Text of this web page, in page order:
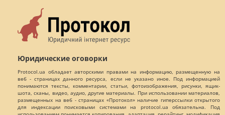
Юридические оговорки
Protocol.ua обладает авторскими правами на информацию, размещенную на
веб - страницах данного ресурса, если не указано иное. Под информацией
понимаются тексты, комментарии, статьи, фотоизображения, рисунки, ящик-
шота, сканы, видео, аудио, другие материалы. При использовании материалов,
размещенных на веб - страницах «Протокол» наличие гиперссылки открытого
для индексации поисковыми системами на protocol.ua обязательна. Под